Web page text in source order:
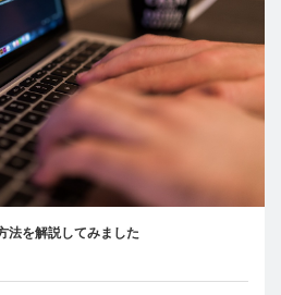
法を解説してみました